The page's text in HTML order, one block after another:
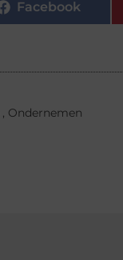
Facebook
Ondernemen